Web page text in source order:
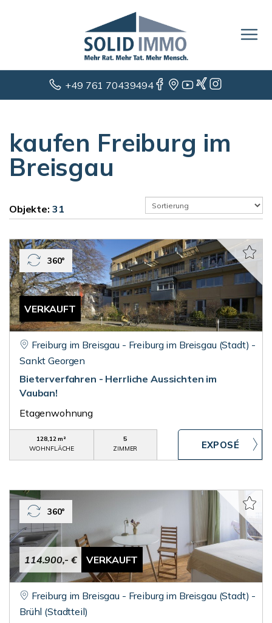
+49 761 70439494
kaufen Freiburg im
Breisgau
Objekte: 31
VERKAUFT
360°
Freiburg im Breisgau - Freiburg im Breisgau (Stadt) -
Sankt Georgen
Bieterverfahren - Herrliche Aussichten im
Vauban!
Etagenwohnung
128,12 m²
WOHNFLÄCHE
5
ZIMMER
114.900,- € VERKAUFT
360°
Freiburg im Breisgau - Freiburg im Breisgau (Stadt) -
Brühl (Stadtteil)